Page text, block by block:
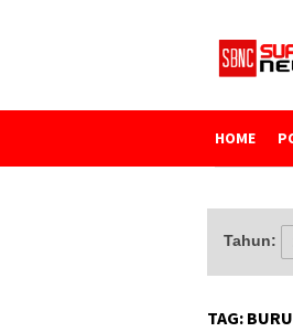
HOME
Tahun:
TAG: